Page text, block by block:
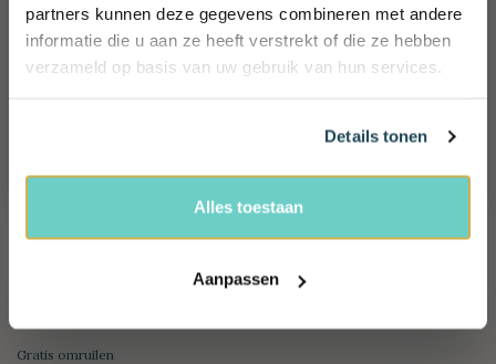
partners kunnen deze gegevens combineren met andere
informatie die u aan ze heeft verstrekt of die ze hebben
verzameld op basis van uw gebruik van hun services.
Details tonen
Alles toestaan
Aanpassen
Hamamdoek Double Diamond
Hamamdoek Peacock
Informatie
Veel gestelde vragen
Gratis omruilen
voordelen, (reis) tips én 10% korting!
Name